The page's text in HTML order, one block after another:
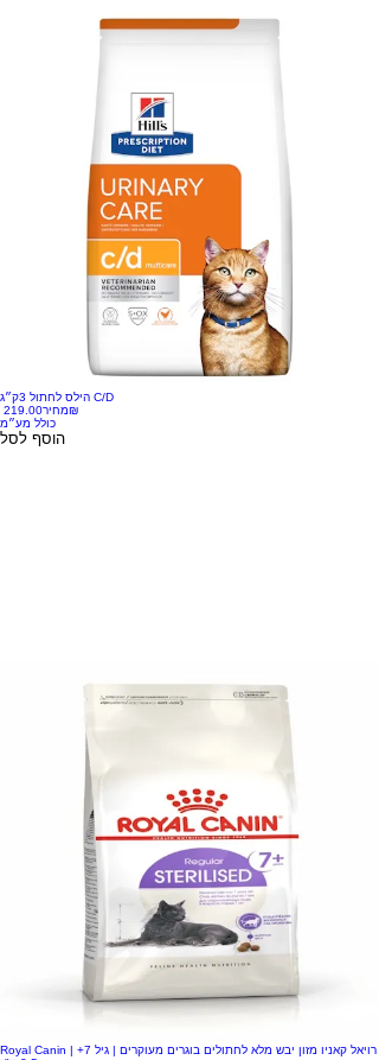
הילס לחתול 3ק״ג C/D
מחיר‏219.00 ‏₪
כולל מע״מ
הוסף לסל
Royal Canin רויאל קאניו מזון יבש מלא לחתולים בוגרים מעוקרים | גיל 7+ |